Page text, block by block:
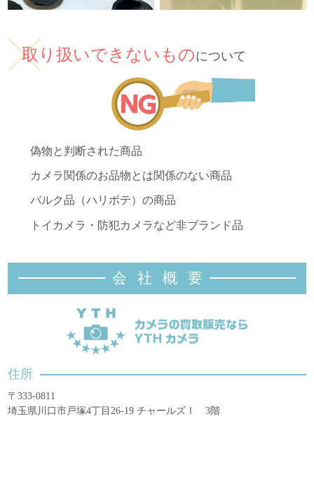
取り扱いできないものについて
偽物と判断された商品
カメラ関係のお品物とは関係のない商品
バルク品（ハリボテ）の商品
トイカメラ・防犯カメラなど非ブランド品
会社概 要
住所
〒333-0811
埼玉県川口市戸塚4丁目26-19 チャールズⅠ 3階